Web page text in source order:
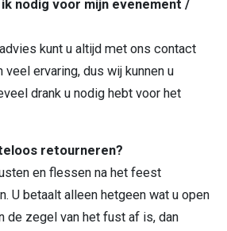
nodig voor mijn evenement /
kunt u altijd met ons contact
veel ervaring, dus wij kunnen u
drank u nodig hebt voor het
retourneren?
en flessen na het feest
U betaalt alleen hetgeen wat u open
de zegel van het fust af is, dan